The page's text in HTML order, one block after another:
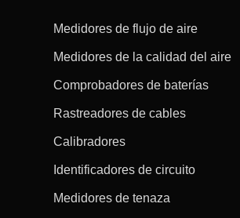
Medidores de flujo de aire
Medidores de la calidad del aire
Comprobadores de baterías
Rastreadores de cables
Calibradores
Identificadores de circuito
Medidores de tenaza